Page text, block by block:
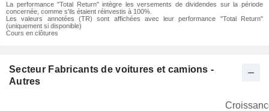
La performance "Total Return" intègre les versements de dividendes sur la période
concernée, comme s'ils étaient réinvestis à 100%.
Les valeurs annotées (TR) sont affichées avec leur performance "Total Return"
(uniquement si disponible)
Cours en clôtures
Secteur Fabricants de voitures et camions -
Autres